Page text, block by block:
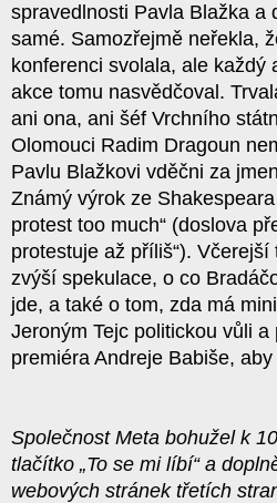
spravedlnosti Pavla Blažka a
samé. Samozřejmě neřekla,
konferenci svolala, ale každý
akce tomu nasvědčoval.
ani ona, ani šéf Vrchního
Olomouci Radim Dragoun
Pavlu Blažkovi vděčni za
Známý výrok ze
protest too much“ (doslova
protestuje až příliš“).
zvýší spekulace, o co
jde, a také o tom, zda má
Jeroným Tejc politickou vůli a
premiéra Andreje Babiše,
Společnost Meta bohužel k
tlačítko „To se mi líbí“ a
webových stránek třetích